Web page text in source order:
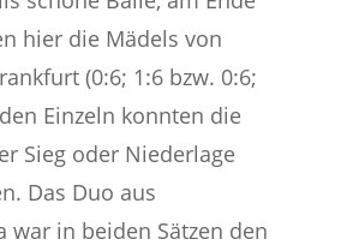
hier die Mädels von
(0:6; 1:6 bzw. 0:6;
Einzeln konnten die
Sieg oder Niederlage
Das Duo aus
war in beiden Sätzen den